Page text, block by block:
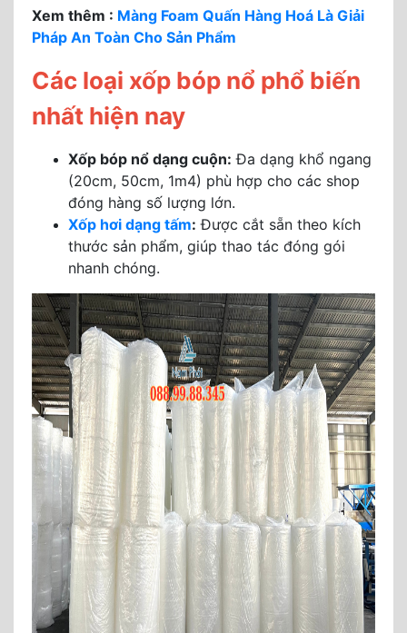
Xem thêm : Màng Foam Quấn Hàng Hoá Là Giải
Pháp An Toàn Cho Sản Phẩm
Các loại xốp bóp nổ phổ biến
nhất hiện nay
Xốp bóp nổ dạng cuộn: Đa dạng khổ ngang
(20cm, 50cm, 1m4) phù hợp cho các shop
đóng hàng số lượng lớn.
Xốp hơi dạng tấm: Được cắt sẵn theo kích
thước sản phẩm, giúp thao tác đóng gói
nhanh chóng.